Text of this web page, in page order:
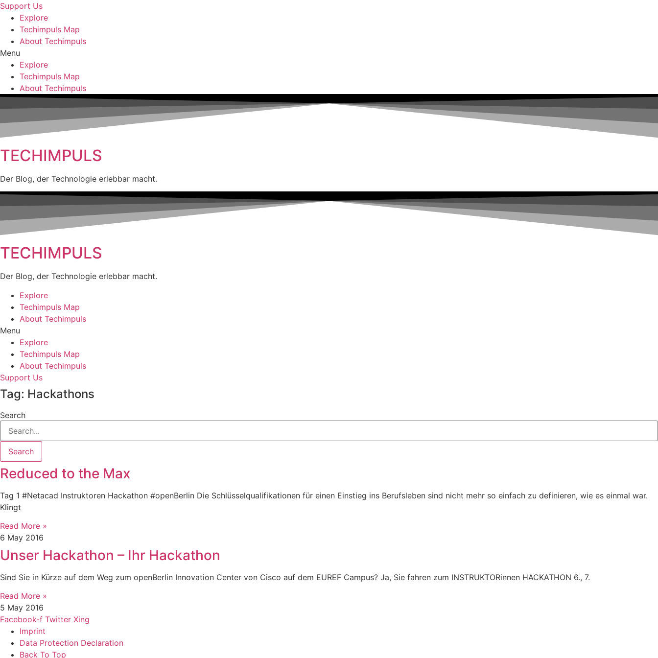
Skip
content
Support Us
Explore
Techimpuls Map
About Techimpuls
Menu
Explore
Techimpuls Map
About Techimpuls
TECHIMPULS
Der Blog, der Technologie erlebbar macht.
TECHIMPULS
Der Blog, der Technologie erlebbar macht.
Explore
Techimpuls Map
About Techimpuls
Menu
Explore
Techimpuls Map
About Techimpuls
Support Us
Tag: Hackathons
Search
Search
Reduced to the Max
Tag 1 #Netacad Instruktoren Hackathon #openBerlin Die Schlüsselqualifikationen für einen Einstieg ins Berufsleben sind nicht mehr so einfach zu definieren, wie es einmal war.
Klingt
Read More »
6 May 2016
Unser Hackathon – Ihr Hackathon
Sind Sie in Kürze auf dem Weg zum openBerlin Innovation Center von Cisco auf dem EUREF Campus? Ja, Sie fahren zum INSTRUKTORinnen HACKATHON 6., 7.
Read More »
5 May 2016
Facebook-f Twitter Xing
Imprint
Data Protection Declaration
Back To Top